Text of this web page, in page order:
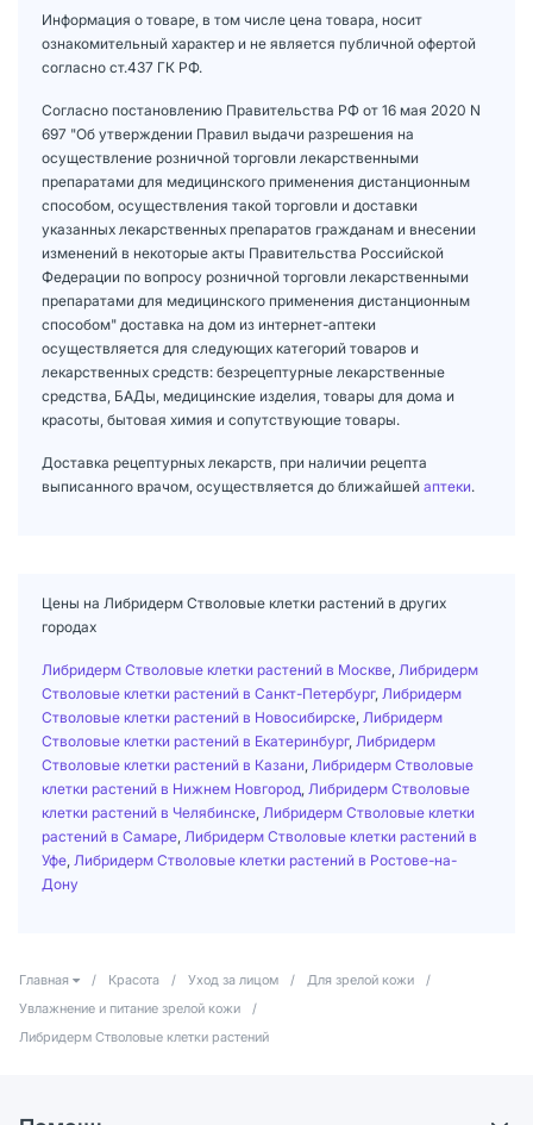
Информация о товаре, в том числе цена товара, носит
ознакомительный характер и не является публичной офертой
согласно ст.437 ГК РФ.
Согласно постановлению Правительства РФ от 16 мая 2020 N
697 "Об утверждении Правил выдачи разрешения на
осуществление розничной торговли лекарственными
препаратами для медицинского применения дистанционным
способом, осуществления такой торговли и доставки
указанных лекарственных препаратов гражданам и внесении
изменений в некоторые акты Правительства Российской
Федерации по вопросу розничной торговли лекарственными
препаратами для медицинского применения дистанционным
способом" доставка на дом из интернет-аптеки
осуществляется для следующих категорий товаров и
лекарственных средств: безрецептурные лекарственные
средства, БАДы, медицинские изделия, товары для дома и
красоты, бытовая химия и сопутствующие товары.
Доставка рецептурных лекарств, при наличии рецепта
выписанного врачом, осуществляется до ближайшей аптеки.
Цены на Либридерм Стволовые клетки растений в других
городах
Либридерм Стволовые клетки растений в Москве Либридерм
Стволовые клетки растений в Санкт-Петербург, Либридерм
Стволовые клетки растений в Новосибирске Либридерм
Стволовые клетки растений в Екатеринбург, Либридерм
Стволовые клетки растений в Казани Либридерм Стволовые
клетки растений в Нижнем Новгород Либридерм Стволовые
клетки растений в Челябинске Либридерм Стволовые клетки
растений в Самаре Либридерм Стволовые клетки растений в
Уфе Либридерм Стволовые клетки растений в Ростове-на-
Дону
Главная / Красота / Уход за лицом / Для зрелой кожи
/
Увлажнение и питание зрелой кожи
/
Либридерм Стволовые клетки растений